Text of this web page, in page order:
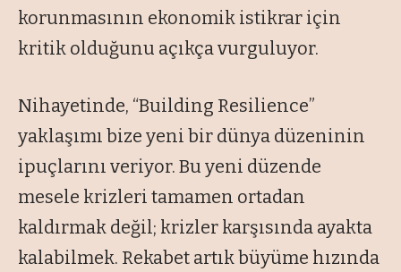
korunmasının ekonomik istikrar için
kritik olduğunu açıkça vurguluyor.
Nihayetinde, “Building Resilience”
yaklaşımı bize yeni bir dünya düzeninin
ipuçlarını veriyor. Bu yeni düzende
mesele krizleri tamamen ortadan
kaldırmak değil; krizler karşısında ayakta
kalabilmek. Rekabet artık büyüme hızında